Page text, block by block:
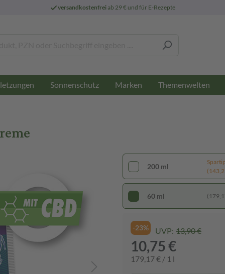
versandkostenfreiab 29 € und für E-Rezepte
Sonnenschutz Marken Themenwelten
200 ml
60 ml
-23% UVP: 13,90 €
10,75 €
179,17 € / 1 l